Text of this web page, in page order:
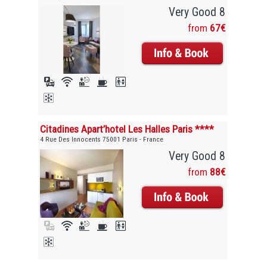
Very Good 8
from 67€
Citadines Apart’hotel Les Halles Paris ****
4 Rue Des Innocents 75001 Paris - France
Very Good 8
from 88€